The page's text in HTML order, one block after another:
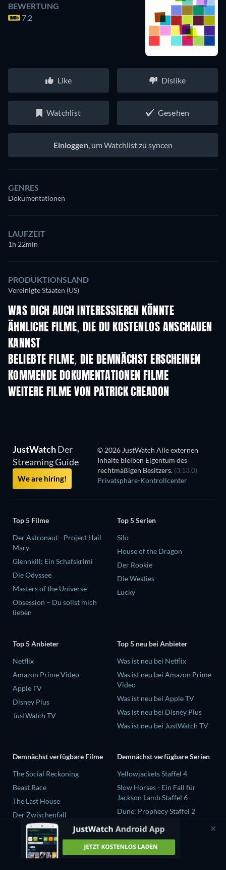
BEWERTUNG
7.2
Like Dislike
Watchlist Gesehen
Einloggen , um Watchlist zu syncen
GENRES
Dokumentationen
LAUFZEIT
1h 22min
PRODUKTIONSLAND
Vereinigte Staaten (US)
WAS DICH AUCH INTERESSIEREN KÖNNTE
ÄHNLICHE FILME, DIE DU KOSTENLOS ANSCHAUEN
KANNST
BELIEBTE FILME, DIE DEMNÄCHST ERSCHEINEN
KOMMENDE DOKUMENTATIONEN FILME
Jean-Paul Goude : le
voleur de couleurs
WEITERE FILME VON PATRICK CREADON
JustWatchDer
Streaming Guide
We are hiring!
© 2026 JustWatch Alle externen
Inhalte bleiben Eigentum des
rechtmäßigen Besitzers. (3.13.0)
Privatsphäre-Kontrollcenter
Top 5 Filme
Der Astronaut - Project Hail
Mary
Glennkill: Ein Schafskrimi
Die Odyssee
Masters of the Universe
Obsession – Du sollst mich
lieben
Top 5 Serien
Silo
House of the Dragon
Der Rookie
Die Westies
Lucky
Top 5 Anbieter
Netflix
Amazon Prime Video
Apple TV
Disney Plus
JustWatch TV
Top 5 neu bei Anbieter
Was ist neu bei Netflix
Was ist neu bei Amazon Prime
Video
Was ist neu bei Apple TV
Was ist neu bei Disney Plus
Was ist neu bei JustWatch TV
Demnächst verfügbare Filme
The Social Reckoning
Beast Race
The Last House
Der Zwischenfall
Carmen: Salzburger Festspiele
2026
Demnächst verfügbare Serien
Yellowjackets Staffel 4
Slow Horses - Ein Fall für
Jackson Lamb Staffel 6
Dune: Prophecy Staffel 2
The Gentlemen Staffel 2
Love Is Blind: UK Staffel 3